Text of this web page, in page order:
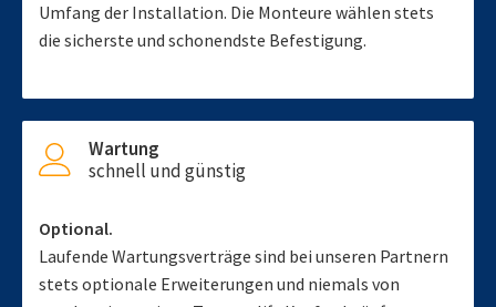
Umfang der Installation. Die Monteure wählen stets
die sicherste und schonendste Befestigung.
Wartung
schnell und günstig
Optional.
Laufende Wartungsverträge sind bei unseren Partnern
stets optionale Erweiterungen und niemals von